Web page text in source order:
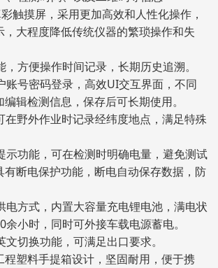
触摸屏，采用更加高效和人性化操作，
，大程度降低传统仪器的繁琐操作和失
方便操作时间记录，长期历史追溯。
账号密码登录，高效UI交互界面，不同
辑检测信息，保存后可长期使用。
在野外作业时记录经纬度地点，满足特殊
示功能，可在检测时明确电量，避免测试
有断电保护功能，断电自动保存数据，防
电方式，内置大容量充电锂电池，满电状
小时，同时可外接车载电源蓄电。
切换功能，可满足出口要求。
程塑料手提箱设计，坚固耐用，便于携